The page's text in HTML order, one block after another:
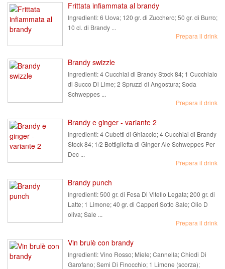
Frittata infiammata al brandy
Ingredienti:6 Uova; 120 gr. di Zucchero; 50 gr. di Burro;
10 cl. di Brandy ...
Prepara il drink
Brandy swizzle
Ingredienti:4 Cucchiai di Brandy Stock 84; 1 Cucchiaio
di Succo Di Lime; 2 Spruzzi di Angostura; Soda
Schweppes ...
Prepara il drink
Brandy e ginger - variante 2
Ingredienti:4 Cubetti di Ghiaccio; 4 Cucchiai di Brandy
Stock 84; 1/2 Bottiglietta di Ginger Ale Schweppes Per
Dec ...
Prepara il drink
Brandy punch
Ingredienti:500 gr. di Fesa Di Vitello Legata; 200 gr. di
Latte; 1 Limone; 40 gr. di Capperi Sotto Sale; Olio D
oliva; Sale ...
Prepara il drink
Vin brulè con brandy
Ingredienti:Vino Rosso; Miele; Cannella; Chiodi Di
Garofano; Semi Di Finocchio; 1 Limone (scorza);